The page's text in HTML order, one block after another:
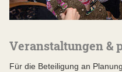
Veranstaltungen &
Für die Beteiligung an